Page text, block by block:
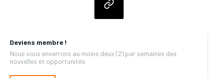
Deviens membre !
Nous vous enverrons au moins deux (2) par semaines des
nouvelles et opportunités